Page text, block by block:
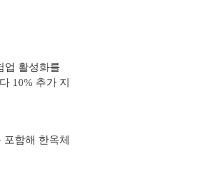
업 활성화를
10% 추가 지
함해 한옥체